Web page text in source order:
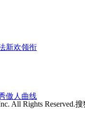
新欢领衔
傲人曲线
All Rights Reserved.